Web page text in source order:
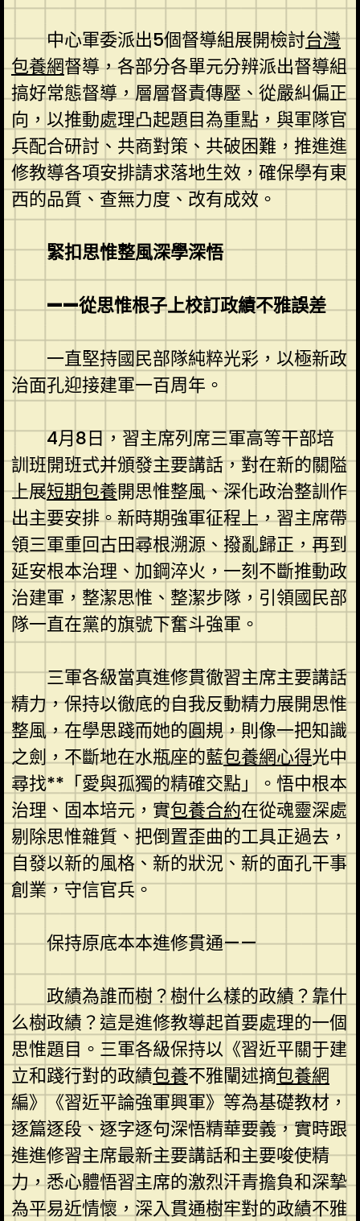
中心軍委派出5個督導組展開檢討台灣
包養網督導，各部分各單元分辨派出督導組
搞好常態督導，層層督責傳壓、從嚴糾偏正
向，以推動處理凸起題目為重點，與軍隊官
兵配合研討、共商對策、共破困難，推進進
修教導各項安排請求落地生效，確保學有東
西的品質、查無力度、改有成效。
緊扣思惟整風深學深悟
——從思惟根子上校訂政績不雅誤差
一直堅持國民部隊純粹光彩，以極新政
治面孔迎接建軍一百周年。
4月8日，習主席列席三軍高等干部培
訓班開班式并頒發主要講話，對在新的關隘
上展短期包養開思惟整風、深化政治整訓作
出主要安排。新時期強軍征程上，習主席帶
領三軍重回古田尋根溯源、撥亂歸正，再到
延安根本治理、加鋼淬火，一刻不斷推動政
治建軍，整潔思惟、整潔步隊，引領國民部
隊一直在黨的旗號下奮斗強軍。
三軍各級當真進修貫徹習主席主要講話
精力，保持以徹底的自我反動精力展開思惟
整風，在學思踐而她的圓規，則像一把知識
之劍，不斷地在水瓶座的藍包養網心得光中
尋找**「愛與孤獨的精確交點」。悟中根本
治理、固本培元，實包養合約在從魂靈深處
剔除思惟雜質、把倒置歪曲的工具正過去，
自發以新的風格、新的狀況、新的面孔干事
創業，守信官兵。
保持原底本本進修貫通——
政績為誰而樹？樹什么樣的政績？靠什
么樹政績？這是進修教導起首要處理的一個
思惟題目。三軍各級保持以《習近平關于建
立和踐行對的政績包養不雅闡述摘包養網
編》《習近平論強軍興軍》等為基礎教材，
逐篇逐段、逐字逐句深悟精華要義，實時跟
進進修習主席最新主要講話和主要唆使精
力，悉心體悟習主席的激烈汗青擔負和深摯
為平易近情懷，深入貫通樹牢對的政績不雅